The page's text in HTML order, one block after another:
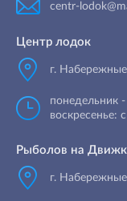
centr-
Центр лодок
г.
понедельник
воскресенье:
Рыболов на
г.